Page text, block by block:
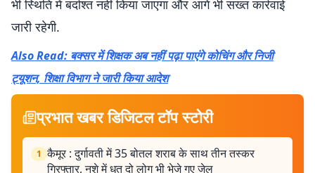
भी स्थिति में बर्दाश्त नहीं किया जाएगा और आगे भी सख्त कार्रवाई
जारी रहेगी.
Also Read: बक्सर में शिक्षक अब नहीं पढ़ा पाएंगे कोचिंग और निजी
ट्यूशन, शिक्षा विभाग ने जारी किया आदेश
प्रभात खबर डिजिटल टॉप स्टोरी
1 कैमूर : दुर्गावती में 35 बोतल शराब के साथ तीन तस्कर
गिरफ्तार, नशे में धुत दो लोग भी भेजे गए जेल